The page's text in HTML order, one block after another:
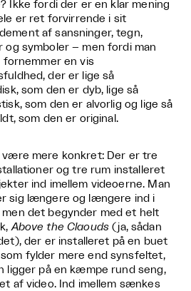
Ikke fordi der er en klar mening
er ret forvirrende i sit
af sansninger, tegn,
og symboler – men fordi man
fornemmer en vis
der er lige så
som den er dyb, lige så
som den er alvorlig og lige så
som den er original.
være mere konkret: Der er tre
og tre rum installeret
ind imellem videoerne. Man
sig længere og længere ind i
men det begynder med et helt
Above the Claouds (ja, sådan
der er installeret på en buet
fylder mere end synsfeltet,
ligger på en kæmpe rund seng,
af video. Ind imellem sænkes